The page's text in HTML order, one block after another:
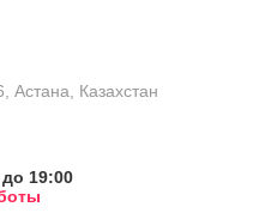
Астана, Казахстан
19:00